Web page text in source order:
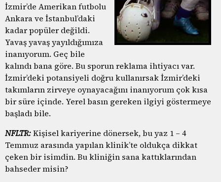
İzmir’de Amerikan futbolu
Ankara ve İstanbul’daki
kadar popüler değildi.
Yavaş yavaş yayıldığımıza
inanıyorum. Geç bile
kalındı bana göre. Bu sporun reklama ihtiyacı var.
İzmir’deki potansiyeli doğru kullanırsak İzmir’deki
takımların zirveye oynayacağını inanıyorum çok kısa
bir süre içinde. Yerel basın gereken ilgiyi göstermeye
başladı bile.
NFLTR:Kişisel kariyerine dönersek, bu yaz 1 – 4
Temmuz arasında yapılan klinik’te oldukça dikkat
çeken bir isimdin. Bu kliniğin sana kattıklarından
bahseder misin?